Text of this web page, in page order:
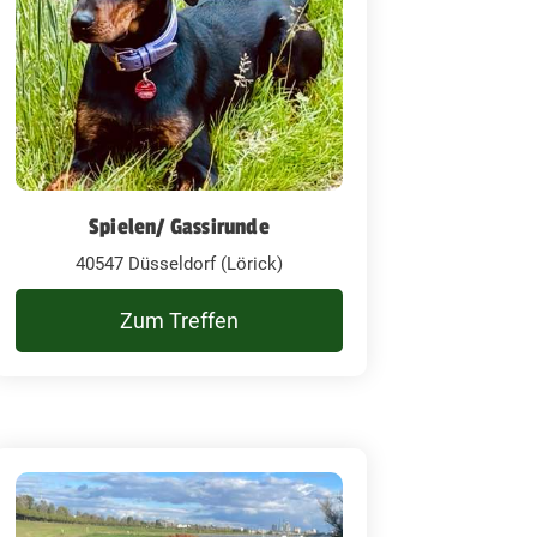
Spielen/ Gassirunde
40547 Düsseldorf (Lörick)
Zum Treffen